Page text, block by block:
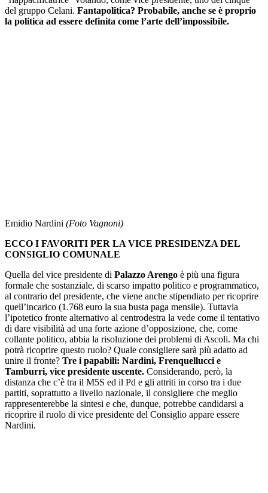
del gruppo Celani. Fantapolitica? Probabile, anche se è proprio
la politica ad essere definita come l’arte dell’impossibile.
Emidio Nardini (Foto Vagnoni)
ECCO I FAVORITI PER LA VICE PRESIDENZA DEL
CONSIGLIO COMUNALE
Quella del vice presidente di Palazzo Arengo è più una figura
formale che sostanziale, di scarso impatto politico e programmatico,
al contrario del presidente, che viene anche stipendiato per ricoprire
quell’incarico (1.768 euro la sua busta paga mensile). Tuttavia
l’ipotetico fronte alternativo al centrodestra la vede come il tentativo
di dare visibilità ad una forte azione d’opposizione, che, come
collante politico, abbia la risoluzione dei problemi di Ascoli. Ma chi
potrà ricoprire questo ruolo? Quale consigliere sarà più adatto ad
unire il fronte? Tre i papabili: Nardini, Frenquellucci e
Tamburri, vice presidente uscente. Considerando, però, la
distanza che c’è tra il M5S ed il Pd e gli attriti in corso tra i due
partiti, soprattutto a livello nazionale, il consigliere che meglio
rappresenterebbe la sintesi e che, dunque, potrebbe candidarsi a
ricoprire il ruolo di vice presidente del Consiglio appare essere
Nardini.